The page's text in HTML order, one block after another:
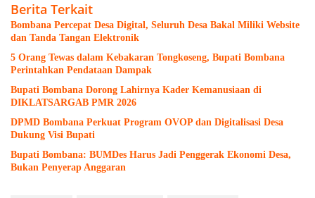
Berita Terkait
Bombana Percepat Desa Digital, Seluruh Desa Bakal Miliki Website
dan Tanda Tangan Elektronik
5 Orang Tewas dalam Kebakaran Tongkoseng, Bupati Bombana
Perintahkan Pendataan Dampak
Bupati Bombana Dorong Lahirnya Kader Kemanusiaan di
DIKLATSARGAB PMR 2026
DPMD Bombana Perkuat Program OVOP dan Digitalisasi Desa
Dukung Visi Bupati
Bupati Bombana: BUMDes Harus Jadi Penggerak Ekonomi Desa,
Bukan Penyerap Anggaran